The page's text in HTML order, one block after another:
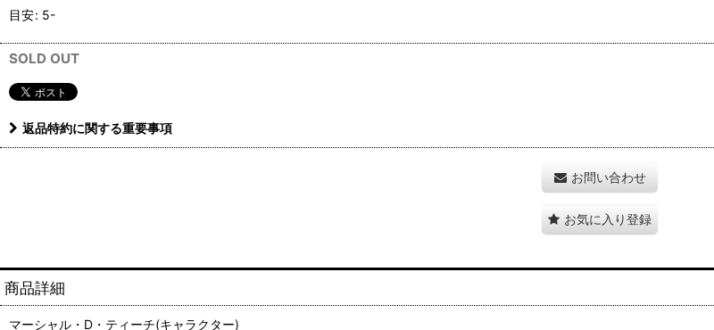
目安: 5-
SOLD OUT
返品特約に関する重要事項
お問い合わせ
お気に入り登録
商品詳細
マーシャル・D・ティーチ(キャラクター)